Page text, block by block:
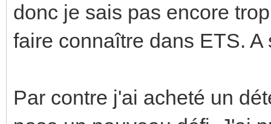
donc je sais pas encore
faire connaître dans ETS. A
Par contre j'ai acheté un